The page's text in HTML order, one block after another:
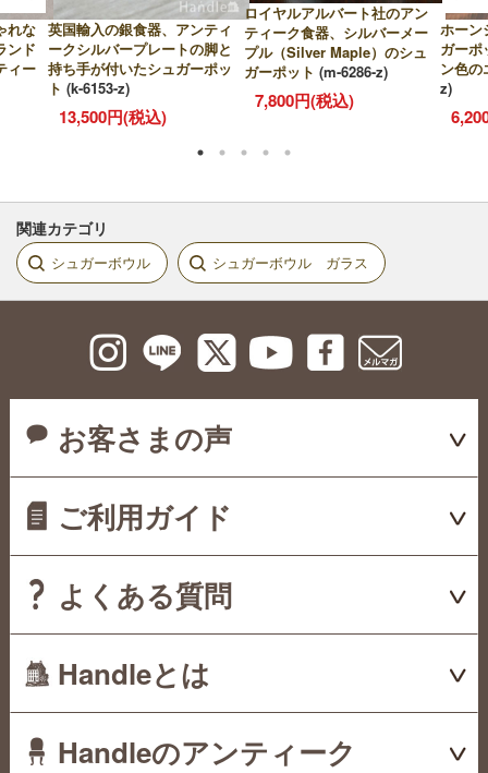
れな
ンド
ィー
英国輸入の銀食器、アンティ
ークシルバープレートの脚と
持ち手が付いたシュガーポッ
ト (k-6153-z)
13,500円(税込)
ロイヤルアルバート社のアン
ティーク食器、シルバーメー
プル（Silver Maple）のシュ
ガーポット (m-6286-z)
7,800円(税込)
ホーン
ガーポ
ン色の
z)
関連カテゴリ
シュガーボウル シュガーボウル ガラス
お客さまの声
ご利用ガイド
よくある質問
Handleとは
Handleのアンティーク